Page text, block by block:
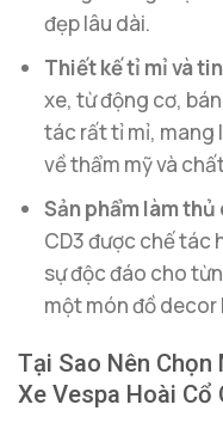
đẹp lâu dài.
Thiết kế tỉ mỉ và
xe, từ động cơ,
tác rất tỉ mỉ, mang
về thẩm mỹ và
Sản phẩm làm
CD3 được chế tác
sự độc đáo cho
một món đồ
Tại Sao Nên Chọn
Xe Vespa Hoài Cổ